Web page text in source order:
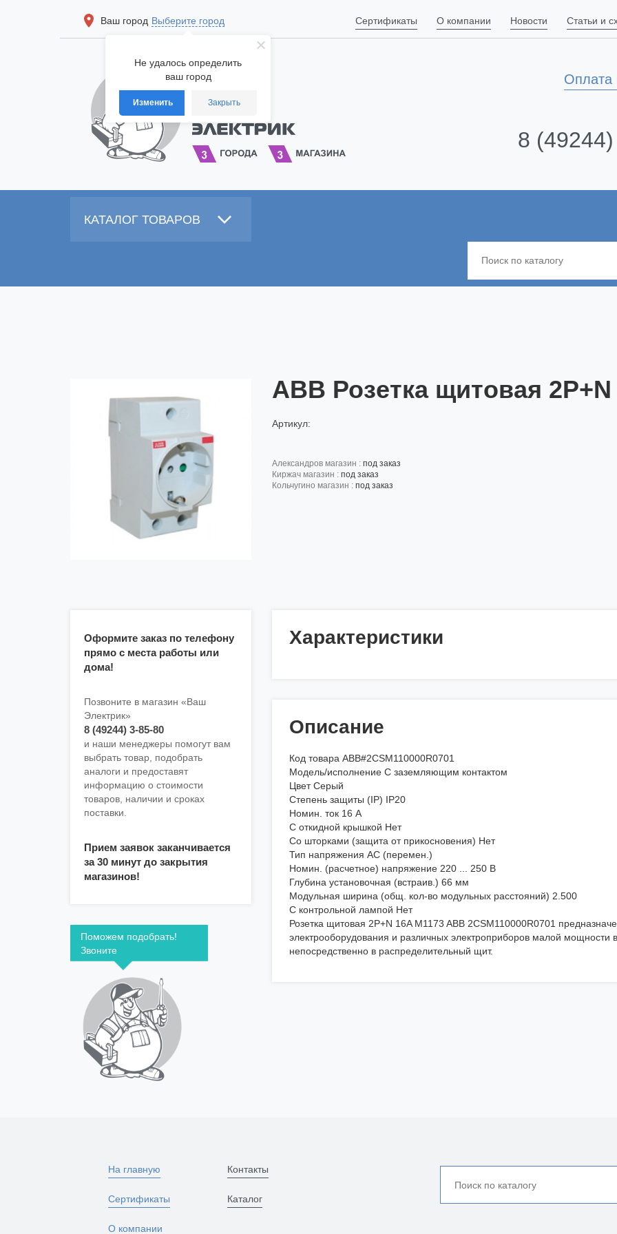
Не удалось определить
ваш город
Изменить Закрыть
Ваш город Выберите город Сертификаты О компании Новости Статьи и
Оплата
8
КАТАЛОГ ТОВАРОВ
ABB Розетка щитовая
Артикул:
александров магазин : под заказ
киржач магазин : под заказ
кольчугино магазин : под заказ
Оформите заказ по телефону
прямо с места работы или
дома!
Позвоните в магазин «Ваш
Электрик»
8 (49244) 3-85-80
и наши менеджеры помогут вам
выбрать товар, подобрать
аналоги и предоставят
информацию о стоимости
товаров, наличии и сроках
поставки.
Прием заявок заканчивается
за 30 минут до закрытия
магазинов!
Поможем подобрать!
Звоните
Характеристики
Описание
Код товара ABB#2CSM110000R0701
Модель/исполнение С заземляющим контактом
Цвет Серый
Степень защиты (IP) IP20
Номин. ток 16 А
С откидной крышкой Нет
Со шторками (защита от прикосновения) Нет
Тип напряжения AC (перемен.)
Номин. (расчетное) напряжение 220 ... 250 В
Глубина установочная (встраив.) 66 мм
Модульная ширина (общ. кол-во модульных расстояний) 2.500
С контрольной лампой Нет
Розетка щитовая 2Р+N 16A M1173 ABB 2CSM110000R0701
электрооборудования и различных электроприборов малой
непосредственно в распределительный щит.
На главную
Сертификаты
О компании
Контакты
Каталог